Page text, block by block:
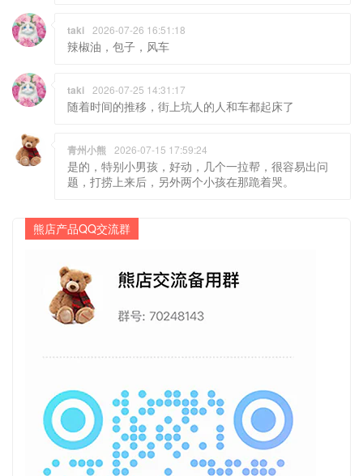
taki 2026-07-26 16:51:18
辣椒油，包子，风车
taki 2026-07-25 14:31:17
随着时间的推移，街上坑人的人和车都起床了
青州小熊 2026-07-15 17:59:24
是的，特别小男孩，好动，几个一拉帮，很容易出问
题，打捞上来后，另外两个小孩在那跪着哭。
熊店产品QQ交流群